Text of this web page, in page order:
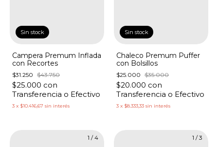
Sin stock
Campera Premum Inflada
con Recortes
$31.250 $43.750
$25.000 con
Transferencia o Efectivo
3 x $10.416,67 sin interés
Sin stock
Chaleco Premum Puffer
con Bolsillos
$25.000 $35.000
$20.000 con
Transferencia o Efectivo
3 x $8.333,33 sin interés
1 /4 1 /3